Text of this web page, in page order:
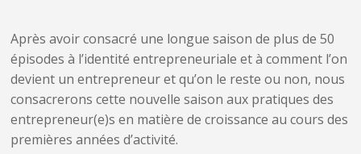
Après avoir consacré une longue saison de plus de 50
épisodes à l’identité entrepreneuriale et à comment l’on
devient un entrepreneur et qu’on le reste ou non, nous
consacrerons cette nouvelle saison aux pratiques des
entrepreneur(e)s en matière de croissance au cours des
premières années d’activité.